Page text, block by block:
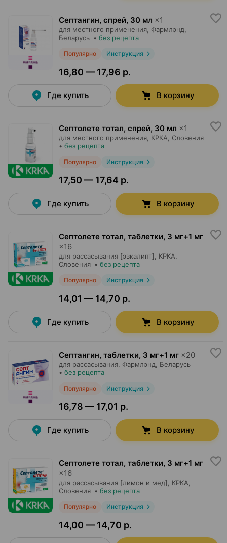
Септангин, спрей, 30 мл ×1
для местного применения, Фармлэнд
Беларусь • без рецепта
Популярно Инструкция
16,80 — 17,96 р.
Где купить В корзину
Септолете тотал, спрей, 30 мл ×1
для местного применения, КРКА , Словения
• без рецепта
Популярно Инструкция
17,50 — 17,64 р.
Где купить В корзину
Септолете тотал, таблетки, 3 мг+1 мг
×16
для рассасывания [эвкалипт], КРКА
Словения • без рецепта
Популярно Инструкция
14,01 — 14,70 р.
Где купить В корзину
Септангин, таблетки, 3 мг+1 мг ×20
для рассасывания, Фармлэнд , Беларусь
• без рецепта
Популярно Инструкция
16,78 — 17,01 р.
Где купить В корзину
Септолете тотал, таблетки, 3 мг+1 мг
×16
для рассасывания [лимон и мед], КРКА
Словения • без рецепта
Популярно Инструкция
14,00 — 14,70 р.